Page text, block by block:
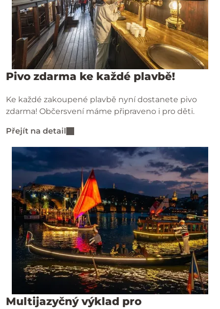
Pivo zdarma ke každé plavbě!
Ke každé zakoupené plavbě nyní dostanete pivo
zdarma! Občersvení máme připraveno i pro děti.
Přejít na detail
Multijazyčný výklad pro